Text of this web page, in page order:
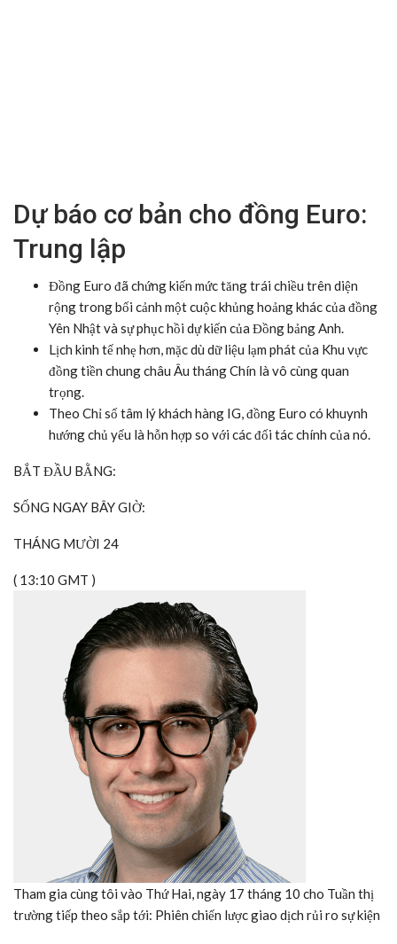
Dự báo cơ bản cho đồng Euro:
Trung lập
Đồng Euro đã chứng kiến mức tăng trái chiều trên diện
rộng trong bối cảnh một cuộc khủng hoảng khác của đồng
Yên Nhật và sự phục hồi dự kiến của Đồng bảng Anh.
Lịch kinh tế nhẹ hơn, mặc dù dữ liệu lạm phát của Khu vực
đồng tiền chung châu Âu tháng Chín là vô cùng quan
trọng.
Theo Chỉ số tâm lý khách hàng IG, đồng Euro có khuynh
hướng chủ yếu là hỗn hợp so với các đối tác chính của nó.
BẮT ĐẦU BẰNG:
SỐNG NGAY BÂY GIỜ:
THÁNG MƯỜI 24
( 13:10 GMT )
Tham gia cùng tôi vào Thứ Hai, ngày 17 tháng 10 cho Tuần thị
trường tiếp theo sắp tới: Phiên chiến lược giao dịch rủi ro sự kiện